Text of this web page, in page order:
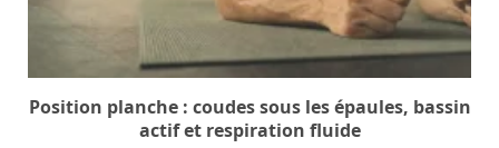
Position planche : coudes sous les épaules, bassin
actif et respiration fluide